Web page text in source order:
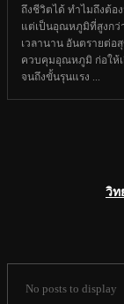
ถึงชีวิตได้ ทำไมถึงต้อ
แต่เป็นอุณหภูมิที่สูงกว่
เวลานาน อันตรายต่อ
ควบคุมอุณหภูมิ ก่อให้เ
จนถึงขั้นรุนแรง ...
วิท
No posts to display